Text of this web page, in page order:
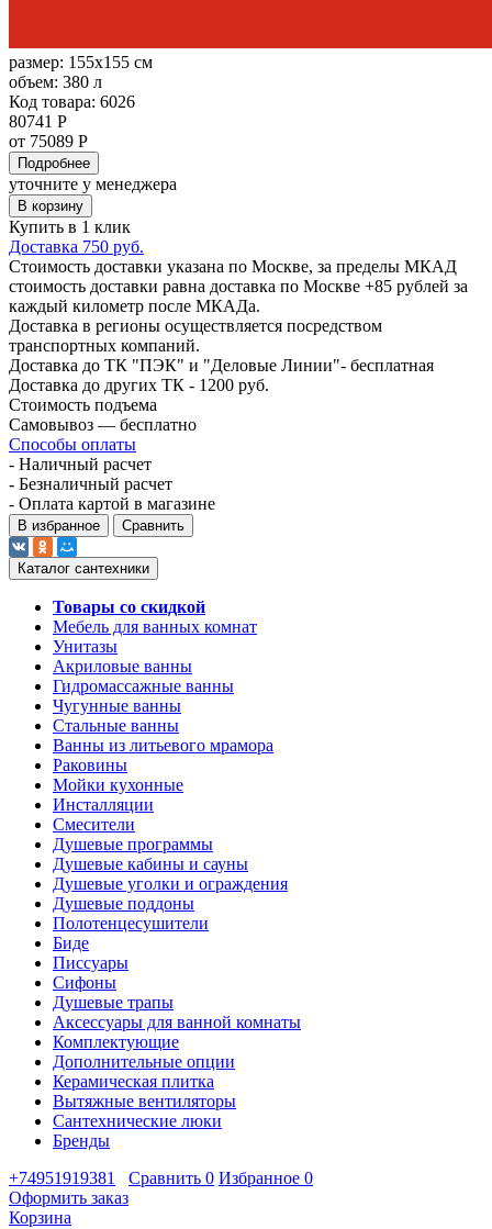
размер: 155x155 см
объем: 380 л
Код товара: 6026
80741 Р
от 75089 Р
Подробнее
уточните у менеджера
В корзину
Купить в 1 клик
Доставка 750 руб.
Стоимость доставки указана по Москве, за пределы МКАД
стоимость доставки равна доставка по Москве +85 рублей за
каждый километр после МКАДа.
Доставка в регионы осуществляется посредством
транспортных компаний.
Доставка до ТК "ПЭК" и "Деловые Линии"- бесплатная
Доставка до других ТК - 1200 руб.
Стоимость подъема
Самовывоз — бесплатно
Способы оплаты
- Наличный расчет
- Безналичный расчет
- Оплата картой в магазине
В избранное Сравнить
Каталог сантехники
Товары со скидкой
Мебель для ванных комнат
Унитазы
Акриловые ванны
Гидромассажные ванны
Чугунные ванны
Стальные ванны
Ванны из литьевого мрамора
Раковины
Мойки кухонные
Инсталляции
Смесители
Душевые программы
Душевые кабины и сауны
Душевые уголки и ограждения
Душевые поддоны
Полотенцесушители
Биде
Писсуары
Сифоны
Душевые трапы
Аксессуары для ванной комнаты
Комплектующие
Дополнительные опции
Керамическая плитка
Вытяжные вентиляторы
Сантехнические люки
Бренды
+74951919381
Сравнить 0 Избранное 0
Оформить заказ
Корзина